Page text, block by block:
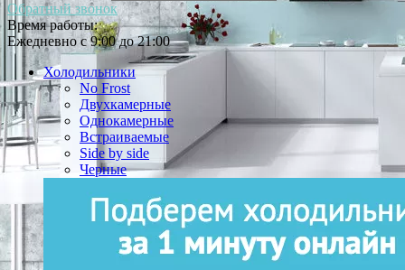
Обратный звонок
Время работы:
Ежедневно с 9:00 до 21:00
Холодильники
No Frost
Двухкамерные
Однокамерные
Встраиваемые
Side by side
Черные